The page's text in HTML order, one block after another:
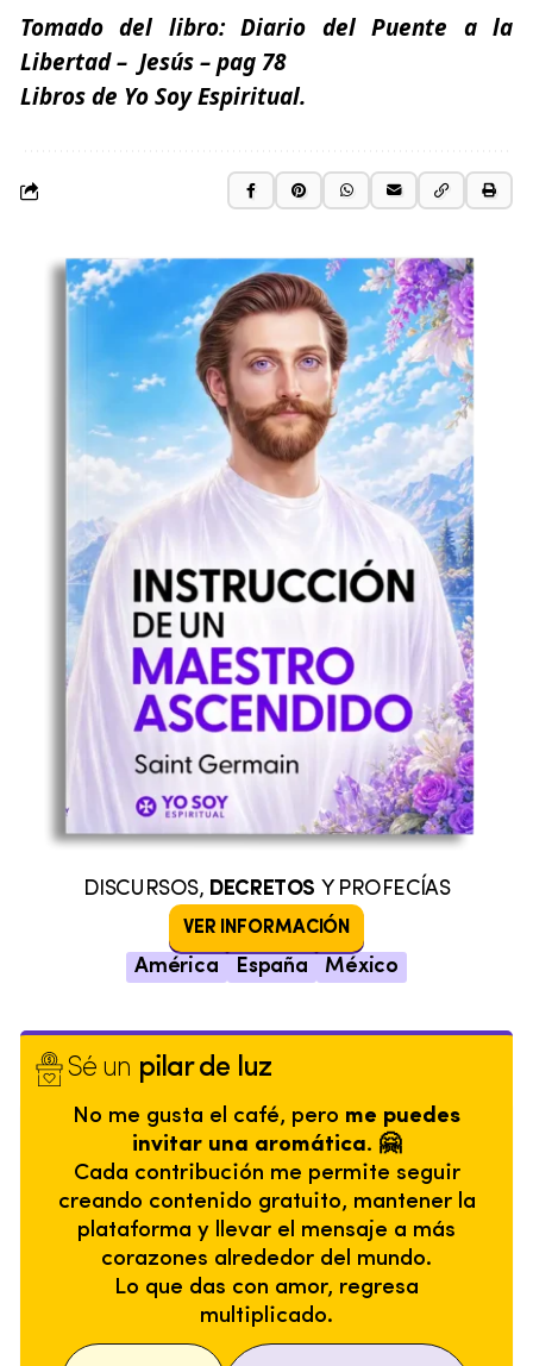
Tomado del libro:Diario del Puente a la
Libertad– Jesús– pag 78
Libros de Yo Soy Espiritual.
DISCURSOS, DECRETOS Y PROFECÍAS
VER INFORMACIÓN
América España México
Sé un pilar de luz
No me gusta el café, pero me puedes
invitar una aromática. 🤗
Cada contribución me permite seguir
creando contenido gratuito, mantener la
plataforma y llevar el mensaje a más
corazones alrededor del mundo.
Lo que das con amor, regresa
multiplicado.